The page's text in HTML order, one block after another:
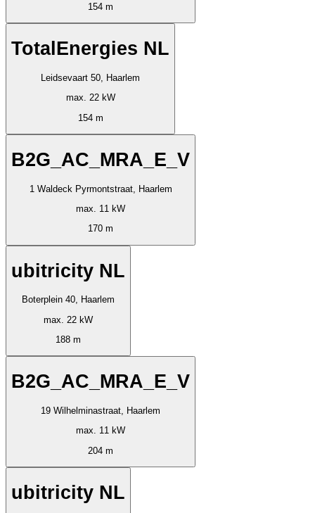
154 m
TotalEnergies NL
Leidsevaart 50, Haarlem
max. 22 kW
154 m
B2G_AC_MRA_E_V
1 Waldeck Pyrmontstraat, Haarlem
max. 11 kW
170 m
ubitricity NL
Boterplein 40, Haarlem
max. 22 kW
188 m
B2G_AC_MRA_E_V
19 Wilhelminastraat, Haarlem
max. 11 kW
204 m
ubitricity NL